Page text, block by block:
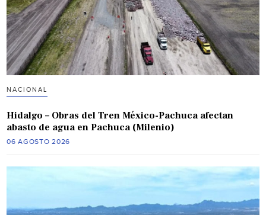
NACIONAL
Hidalgo – Obras del Tren México-Pachuca afectan
abasto de agua en Pachuca (Milenio)
06 AGOSTO 2026